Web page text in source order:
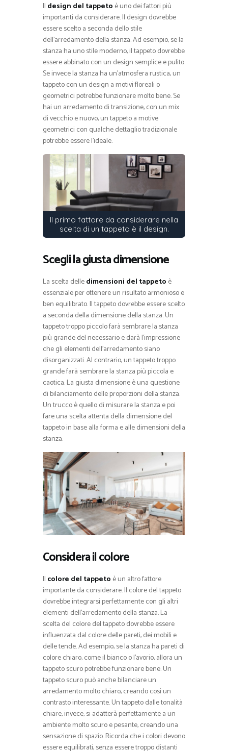
Il design del tappeto è uno dei fattori più
importanti da considerare. Il design dovrebbe
essere scelto a seconda dello stile
dell’arredamento della stanza. Ad esempio, se la
stanza ha uno stile moderno, il tappeto dovrebbe
essere abbinato con un design semplice e pulito.
Se invece la stanza ha un’atmosfera rustica, un
tappeto con un design a motivi floreali o
geometrici potrebbe funzionare molto bene. Se
hai un arredamento di transizione, con un mix
di vecchio e nuovo, un tappeto a motive
geometrici con qualche dettaglio tradizionale
potrebbe essere l’ideale.
Il primo fattore da considerare nella
scelta di un tappeto è il design.
Scegli la giusta dimensione
La scelta delledimensioni del tappeto è
essenziale per ottenere un risultato armonioso e
ben equilibrato. Il tappeto dovrebbe essere scelto
a seconda della dimensione della stanza. Un
tappeto troppo piccolo farà sembrare la stanza
più grande del necessario e darà l’impressione
che gli elementi dell’arredamento siano
disorganizzati. Al contrario, un tappeto troppo
grande farà sembrare la stanza più piccola e
caotica. La giusta dimensione è una questione
di bilanciamento delle proporzioni della stanza.
Un trucco è quello di misurare la stanza e poi
fare una scelta attenta della dimensione del
tappeto in base alla forma e alle dimensioni della
stanza.
Considera il colore
Il colore del tappeto è un altro fattore
importante da considerare. Il colore del tappeto
dovrebbe integrarsi perfettamente con gli altri
elementi dell’arredamento della stanza. La
scelta del colore del tappeto dovrebbe essere
influenzata dal colore delle pareti, dei mobili e
delle tende. Ad esempio, se la stanza ha pareti di
colore chiaro, come il bianco o l’avorio, allora un
tappeto scuro potrebbe funzionare bene. Un
tappeto scuro può anche bilanciare un
arredamento molto chiaro, creando così un
contrasto interessante. Un tappeto dalle tonalità
chiare, invece, si adatterà perfettamente a un
ambiente molto scuro e pesante, creando una
sensazione di spazio. Ricorda che i colori devono
essere equilibrati, senza essere troppo distanti